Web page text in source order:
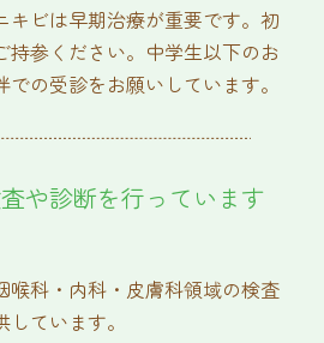
キビは早期治療が重要です。初
持参ください。中学生以下のお
の受診をお願いしています。
や診断を行っています
喉科・内科・皮膚科領域の検査
ています。